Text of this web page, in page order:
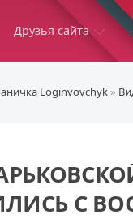
Друзья сайта
Loginvovchyk »
С